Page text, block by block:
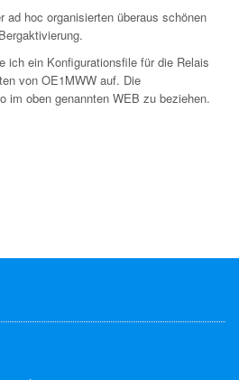
ad hoc organisierten überaus schönen
ich ein Konfigurationsfile für die Relais
von OE1MWW auf. Die
im oben genannten WEB zu beziehen.